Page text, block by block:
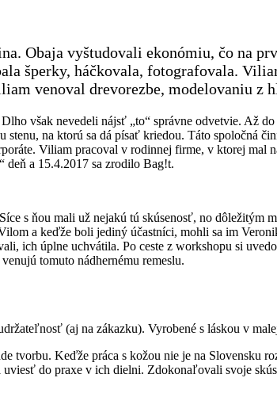
Obaja vyštudovali ekonómiu, čo na
šperky, háčkovala, fotografovala.
venoval drevorezbe, modelovaniu z
však nevedeli nájsť „to“ správne odvetvie. Až
stenu, na ktorú sa dá písať kriedou. Táto spoločná
Viliam pracoval v rodinnej firme, v ktorej
deň a 15.4.2017 sa zrodilo Bag!t.
s ňou mali už nejakú tú skúsenosť, no dôležitým
a keďže boli jediný účastníci, mohli sa im
ich úplne uchvátila. Po ceste z workshopu si
tomuto nádhernému remeslu.
(aj na zákazku). Vyrobené s láskou v
tvorbu. Keďže práca s kožou nie je na Slovensku
do praxe v ich dielni. Zdokonaľovali svoje